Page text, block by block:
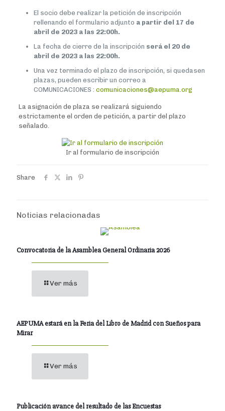
El socio debe realizar la petición de inscripción
rellenando el formulario adjunto a partir del 17 de
abril de 2023 a las 22:00h.
La fecha de cierre de la inscripción será el 20 de
abril de 2023 a las 22:00h.
Una vez terminado el plazo de inscripción, si quedasen
plazas, pueden escribir un correo a
COMUNICACIONES : comunicaciones@aepuma.org
La asignación de plaza se realizará siguiendo
estrictamente el orden de petición, a partir del plazo
señalado.
Ir al formulario de inscripción
Share
Noticias relacionadas
Convocatoria de la Asamblea General Ordinaria 2026
Ver más
AEPUMA estará en la Feria del Libro de Madrid con Sueños para
Mirar
Ver más
Publicación avance del resultado de las Encuestas